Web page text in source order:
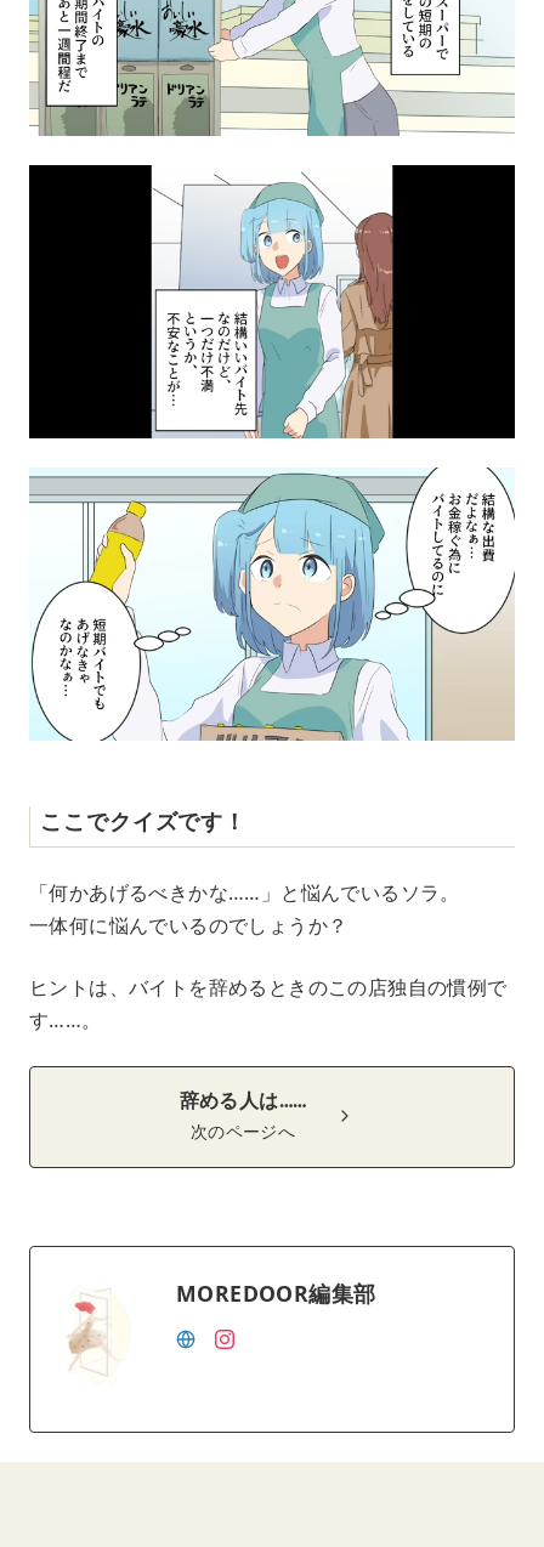
ここでクイズです！
「何かあげるべきかな……」と悩んでいるソラ。
一体何に悩んでいるのでしょうか？
ヒントは、バイトを辞めるときのこの店独自の慣例で
す……。
辞める人は……
次のページへ
MOREDOOR編集部